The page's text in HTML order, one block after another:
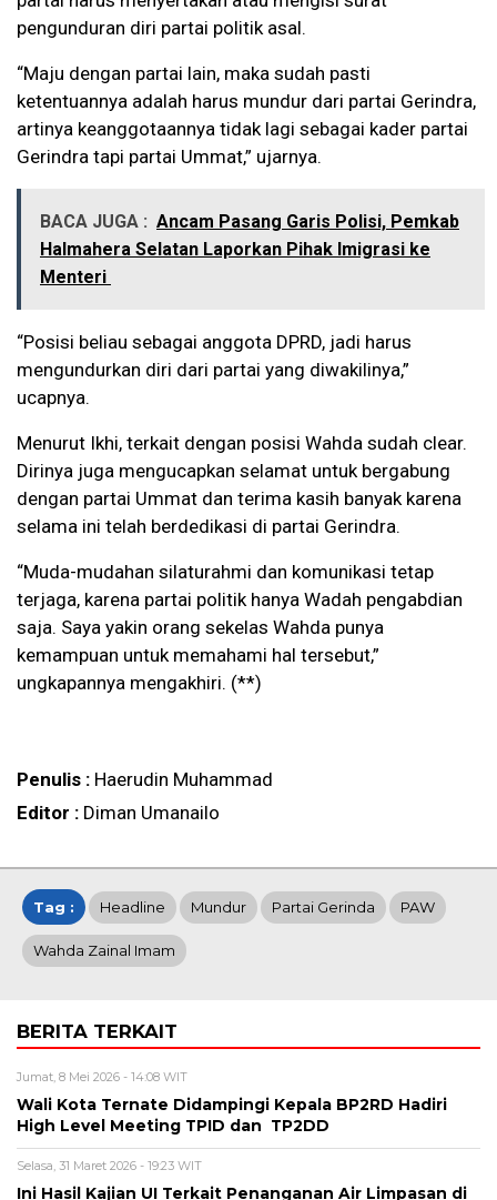
pengunduran diri partai politik asal.
“Maju dengan partai lain, maka sudah pasti
ketentuannya adalah harus mundur dari partai Gerindra,
artinya keanggotaannya tidak lagi sebagai kader partai
Gerindra tapi partai Ummat,” ujarnya.
BACA JUGA : Ancam Pasang Garis Polisi, Pemkab
Halmahera Selatan Laporkan Pihak Imigrasi ke
Menteri
“Posisi beliau sebagai anggota DPRD, jadi harus
mengundurkan diri dari partai yang diwakilinya,”
ucapnya.
Menurut Ikhi, terkait dengan posisi Wahda sudah clear.
Dirinya juga mengucapkan selamat untuk bergabung
dengan partai Ummat dan terima kasih banyak karena
selama ini telah berdedikasi di partai Gerindra.
“Muda-mudahan silaturahmi dan komunikasi tetap
terjaga, karena partai politik hanya Wadah pengabdian
saja. Saya yakin orang sekelas Wahda punya
kemampuan untuk memahami hal tersebut,”
ungkapannya mengakhiri. (**)
Penulis : Haerudin Muhammad
Editor : Diman Umanailo
Tag : Headline Mundur Partai Gerinda PAW
Wahda Zainal Imam
BERITA TERKAIT
Jumat, 8 Mei 2026 - 14:08 WIT
Wali Kota Ternate Didampingi Kepala BP2RD Hadiri
High Level Meeting TPID dan TP2DD
Selasa, 31 Maret 2026 - 19:23 WIT
Ini Hasil Kajian UI Terkait Penanganan Air Limpasan di